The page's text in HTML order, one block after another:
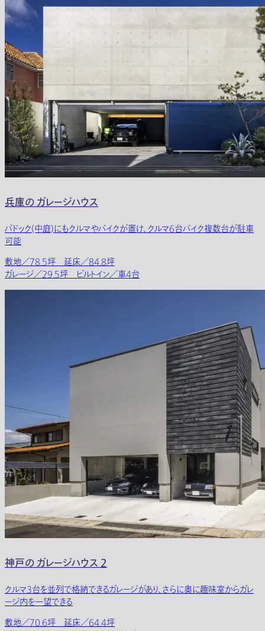
兵庫の ガレージハウス
パドック(中庭)にもクルマやバイクが置け、クルマ6台バイク複数台が駐車
可能
敷地／78.5坪 延床／84.8坪
ガレージ／29.5坪 ビルトイン／車4台
神戸の ガレージハウス 2
クルマ3台を並列で格納できるガレージがあり、さらに奥に趣味室からガレ
ージ内を一望できる
敷地／70.6坪 延床／64.4坪